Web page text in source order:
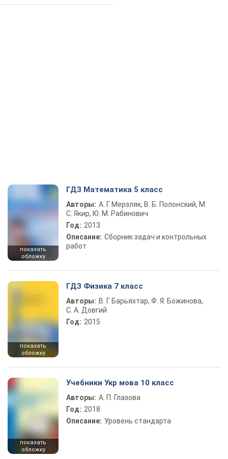
показать
обложку
ГДЗ Математика 5 класс
Авторы: А. Г. Мерзляк, В. Б. Полонский, М.
С. Якир, Ю. М. Рабинович
Год: 2013
Описание: Сборник задач и контрольных
работ
показать
обложку
ГДЗ Физика 7 класс
Авторы: В. Г. Барьяхтар, Ф. Я. Божинова,
С. А. Довгий
Год: 2015
показать
обложку
Учебники Укр мова 10 класс
Авторы: А. П. Глазова
Год: 2018
Описание: Уровень стандарта